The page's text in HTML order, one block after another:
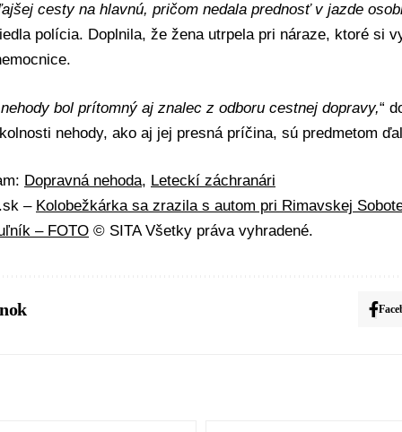
cesty na hlavnú, pričom nedala prednosť v jazde
polícia. Doplnila, že žena utrpela pri náraze, ktoré si
bol prítomný aj znalec z odboru cestnej dopravy,“
nehody, ako aj jej presná príčina, sú predmetom
Dopravná nehoda, Leteckí záchranári
– Kolobežkárka sa zrazila s autom pri Rimavskej
– FOTO © SITA Všetky práva vyhradené.